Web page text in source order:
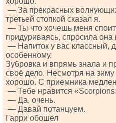
— За прекрасных
третьей стопкой сказал я.
— Ты что хочешь меня
придуриваясь, спросила она
— Напиток у вас классный,
особенному.
Зубровка и впрямь знала и
своё дело. Несмотря на
хорошо. С приемника
— Тебе нравится
— Да, очень.
— Давай потанцуем.
Гарри обошел